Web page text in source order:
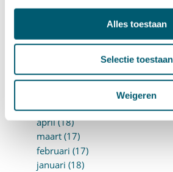
Alles toestaan
Selectie toestaan
Weigeren
december (16)
juli (8)
mei (7)
april (18)
maart (17)
februari (17)
januari (18)